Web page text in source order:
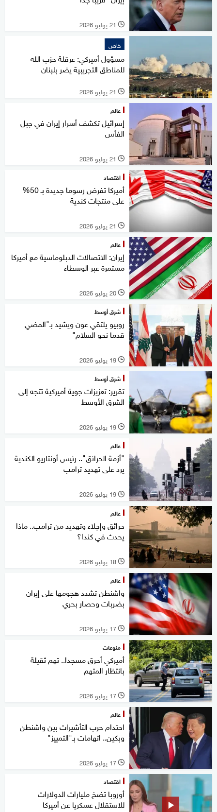
l 21 يوليو 2026
خاص
مسؤول أميركي: عرقلة حزب الله
للمناطق التجريبية يضر بلبنان
l 21 يوليو 2026
عالم
إسرائيل تكشف أسرار إيران في جبل
الفأس
l 21 يوليو 2026
اقتصاد
أميركا تفرض رسوما جديدة بـ 50%
على منتجات كندية
l 21 يوليو 2026
عالم
إيران: الاتصالات الدبلوماسية مع أميركا
مستمرة عبر الوسطاء
l 20 يوليو 2026
شرق أوسط
روبيو يلتقي عون ويشيد بـ"المضي
قدما نحو السلام"
l 19 يوليو 2026
شرق أوسط
تقرير: تعزيزات جوية أميركية تتجه إلى
الشرق الأوسط
l 19 يوليو 2026
عالم
"أزمة الحرائق".. رئيس أونتاريو الكندية
يرد على تهديد ترامب
l 19 يوليو 2026
عالم
حرائق وإجلاء وتهديد من ترامب.. ماذا
يحدث في كندا؟
l 18 يوليو 2026
عالم
واشنطن تشدد هجومها على إيران
بضربات وحصار بحري
l 17 يوليو 2026
منوعات
أميركي أحرق مسجدا.. تهم ثقيلة
بانتظار المتهم
l 17 يوليو 2026
عالم
احتدام حرب التأشيرات بين واشنطن
وبكين.. اتهامات بـ"التمييز"
l 17 يوليو 2026
اقتصاد
أوروبا تضخ مليارات الدولارات
للاستقلال عسكريا عن أميركا